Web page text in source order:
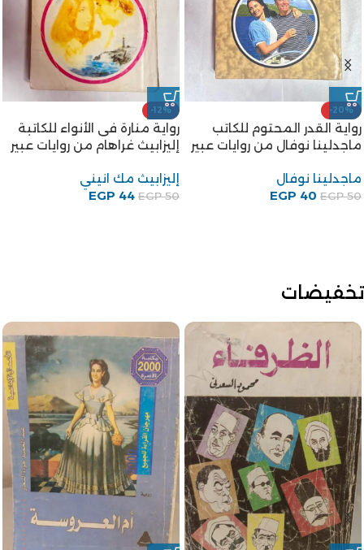
-20%
رواية القدر المحتوم للكاتب
ماجدلينا نوفال من روايات عبير
ماجدلينا نوفال
EGP50
EGP 40
-12%
رواية منارة فى الأنواء للكاتبة
إليزابيث غراهام من روايات عبير
إليزابيث مك انيني
EGP50
EGP 44
تخفيضات